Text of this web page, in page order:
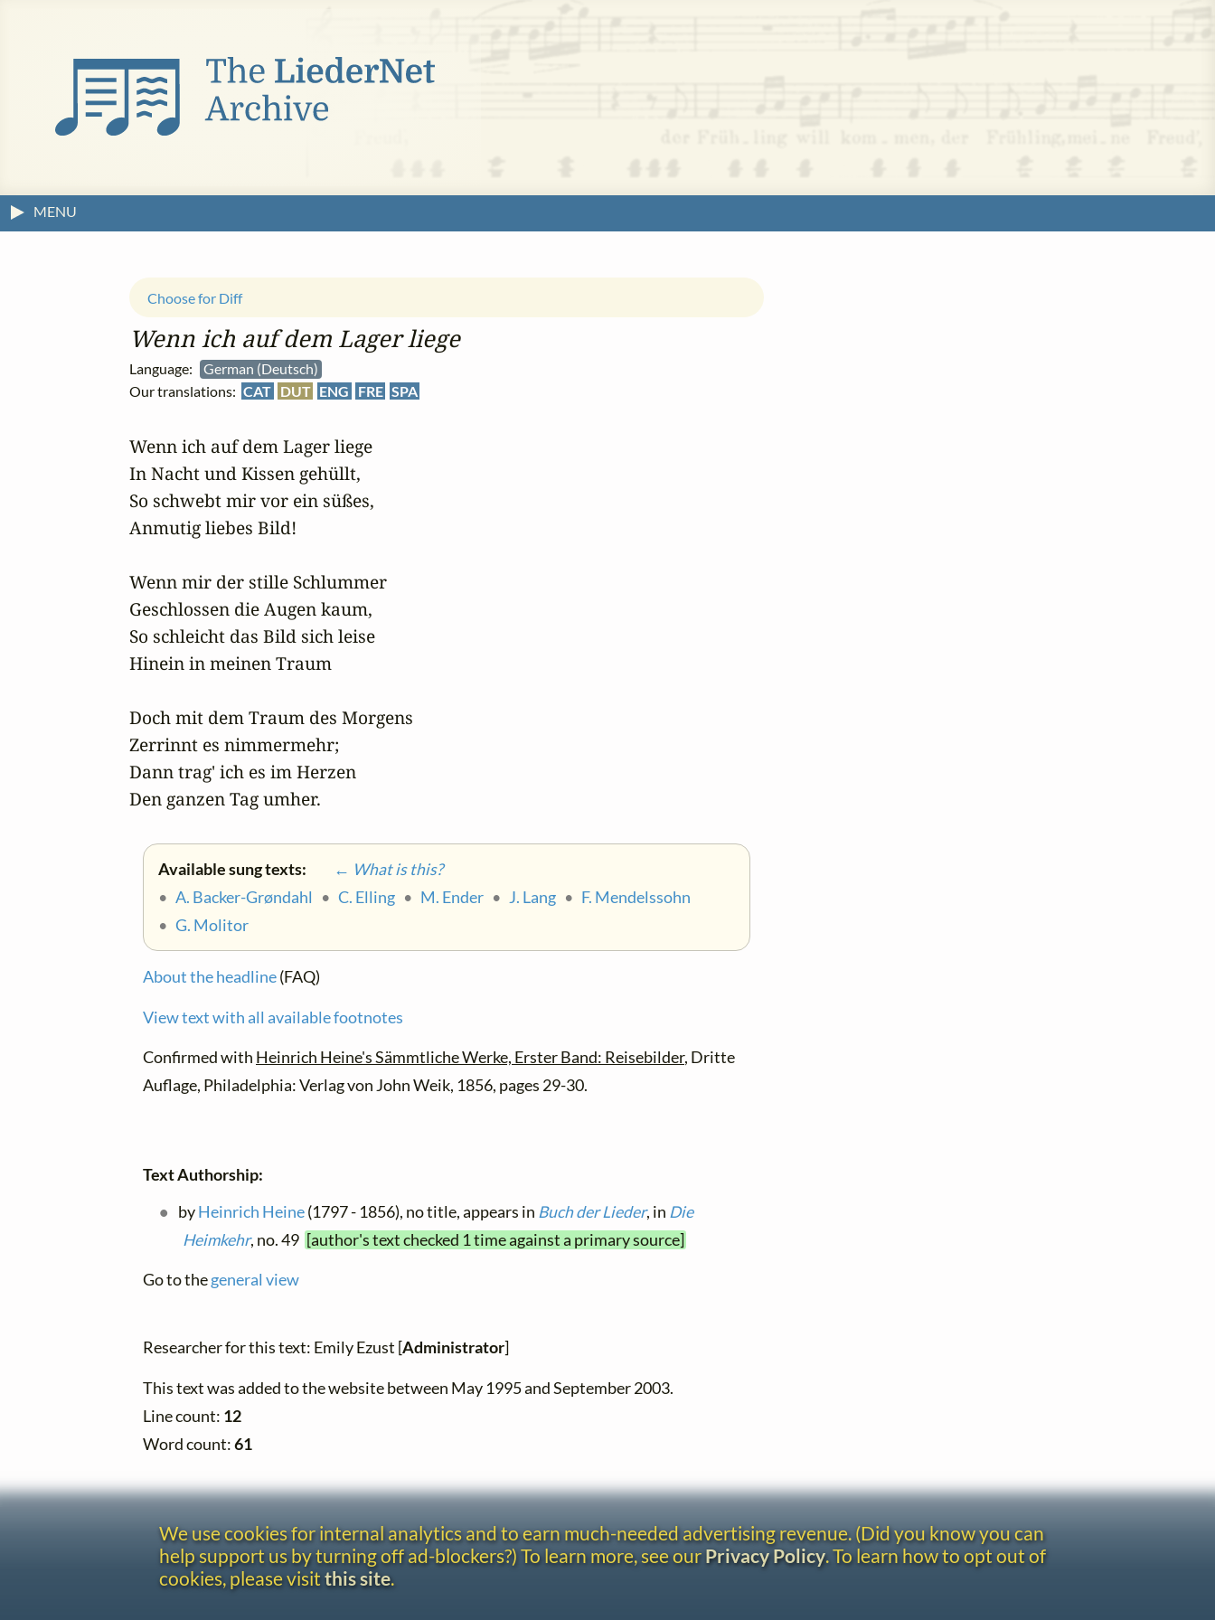
MENU
Wenn ich auf dem Lager liege
Language:
German (Deutsch)
Our translations: CAT DUT ENG FRE SPA
Choose for Diff
Wenn ich auf dem Lager liege
In Nacht und Kissen gehüllt,
So schwebt mir vor ein süßes,
Anmutig liebes Bild!
Wenn mir der stille Schlummer
Geschlossen die Augen kaum,
So schleicht das Bild sich leise
Hinein in meinen Traum
Doch mit dem Traum des Morgens
Zerrinnt es nimmermehr;
Dann trag' ich es im Herzen
Den ganzen Tag umher.
Available sung texts:
← What is this?
• A. Backer-Grøndahl • C. Elling • M. Ender • J. Lang • F. Mendelssohn
• G. Molitor
About the headline(FAQ)
View text with all available footnotes
Confirmed with Heinrich Heine's Sämmtliche Werke, Erster Band: Reisebilder, Dritte
Auflage, Philadelphia: Verlag von John Weik, 1856, pages 29-30.
Text Authorship:
byHeinrich Heine(1797 - 1856), no title, appears in Buch der Lieder, in Die
Heimkehr, no. 49 [author's text checked 1 time against a primary source]
Go to thegeneral view
Researcher for this text: Emily Ezust [Administrator]
This text was added to the website between May 1995 and September 2003.
Line count: 12
Word count:61
We use cookies for internal analytics and to earn much-needed advertising revenue. (Did you know you can
help support us by turning off ad-blockers?) To learn more, see ourPrivacy Policy. To learn how to opt out of
cookies, please visit this site.